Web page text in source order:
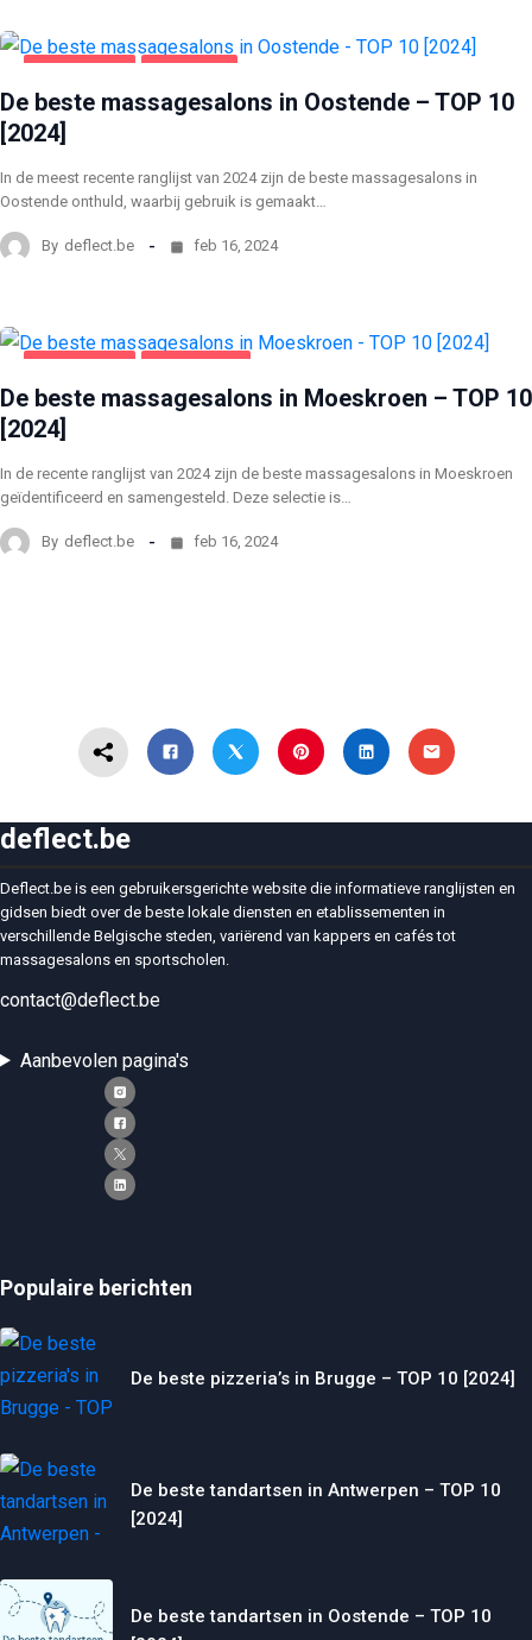
AMUSEMENT OOSTENDE
De beste massagesalons in Oostende – TOP 10
[2024]
In de meest recente ranglijst van 2024 zijn de beste massagesalons in
Oostende onthuld, waarbij gebruik is gemaakt…
By deflect.be feb 16, 2024
AMUSEMENT MOESKROEN
De beste massagesalons in Moeskroen – TOP 10
[2024]
In de recente ranglijst van 2024 zijn de beste massagesalons in Moeskroen
geïdentificeerd en samengesteld. Deze selectie is…
By deflect.be feb 16, 2024
deflect.be
Deflect.be is een gebruikersgerichte website die informatieve ranglijsten en
gidsen biedt over de beste lokale diensten en etablissementen in
verschillende Belgische steden, variërend van kappers en cafés tot
massagesalons en sportscholen.
contact@deflect.be
Aanbevolen pagina's
Populaire berichten
De beste pizzeria’s in Brugge – TOP 10 [2024]
De beste tandartsen in Antwerpen – TOP 10
[2024]
De beste tandartsen in Oostende – TOP 10